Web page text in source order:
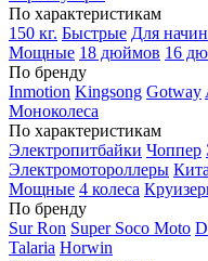
По характеристикам
150 кг. Быстрые Для
Мощные 18 дюймов 16
По бренду
Inmotion Kingsong Gotway
Моноколеса
По характеристикам
Электропитбайки Чоппер
Электромотороллеры
Мощные 4 колеса
По бренду
Sur Ron Super Soco Moto
Talaria Horwin